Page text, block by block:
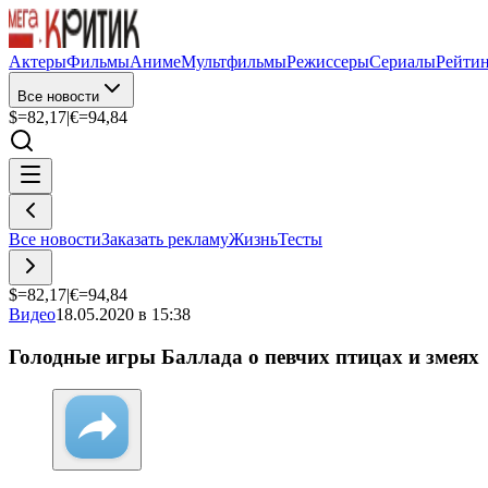
АктерыФильмыАнимеМультфильмыРежиссерыСериалы
Все новости
$=82,17|€=94,84
Все новостиЗаказать рекламуЖизньТесты
$=82,17|€=94,84
Видео18.05.2020 в 15:38
Голодные игры Баллада о певчих птицах и змеях